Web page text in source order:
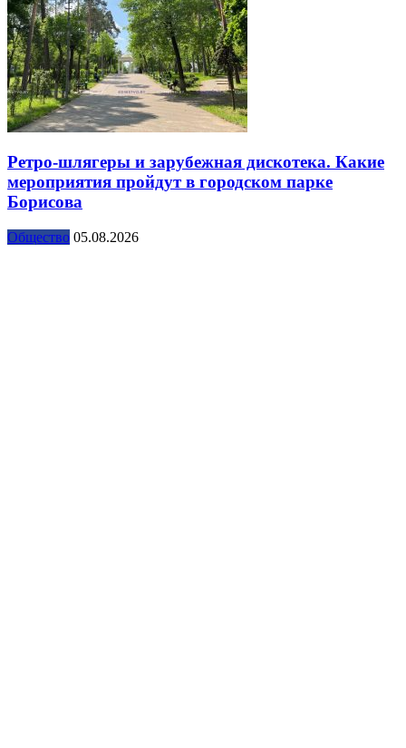
Ретро-шлягеры и зарубежная дискотека. Какие
мероприятия пройдут в городском парке
Борисова
Общество 05.08.2026